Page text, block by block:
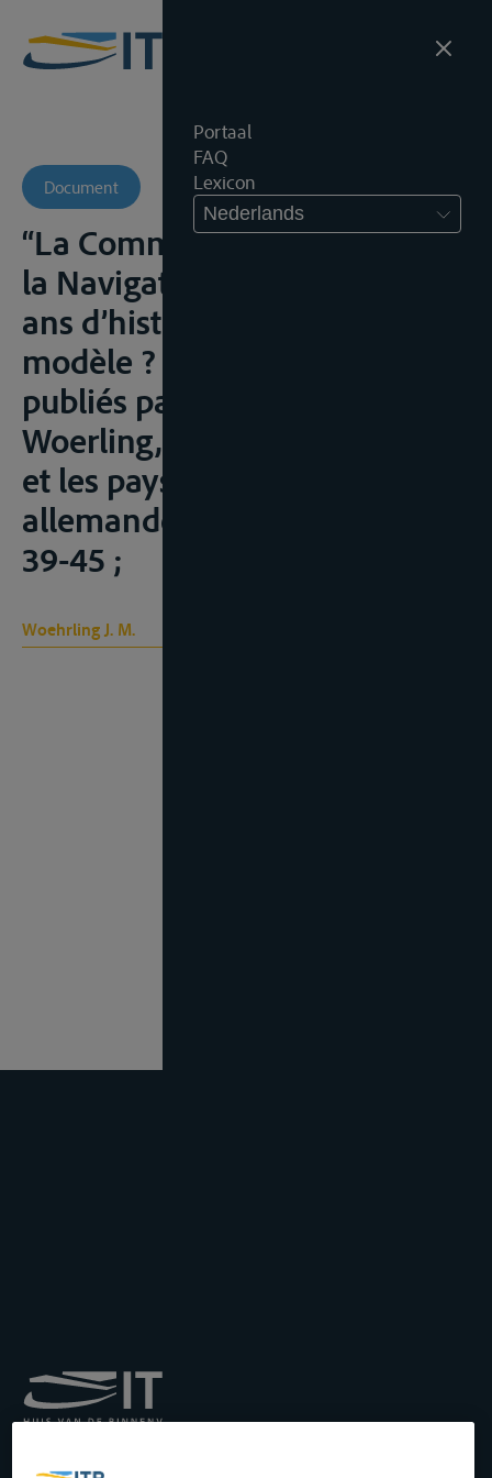
Portaal
FAQ
Lexicon
Nederlands
Document
“La Commission Centrale pour
la Navigation du Rhin – 200
ans d’histoire” in Le Rhin: un
modèle ? Textes réunis et
publiés par Jean- Marie
Woerling, Revue d’Allemagne
et les pays de langue
allemande, 2004, nr. 36, nr. 1,
39-45 ;
Woehrling J. M.